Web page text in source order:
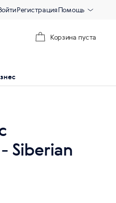
РегистрацияПомощь
Корзина пуста
Siberian